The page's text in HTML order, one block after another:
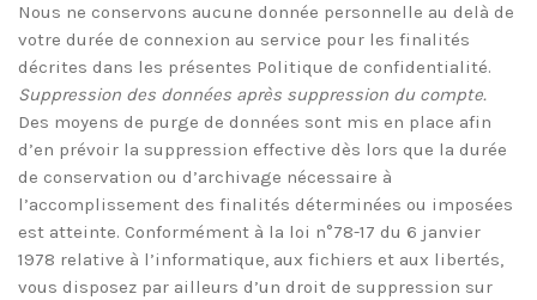
Nous ne conservons aucune donnée personnelle au delà de
votre durée de connexion au service pour les finalités
décrites dans les présentes Politique de confidentialité.
Suppression des données après suppression du compte.
Des moyens de purge de données sont mis en place afin
d’en prévoir la suppression effective dès lors que la durée
de conservation ou d’archivage nécessaire à
l’accomplissement des finalités déterminées ou imposées
est atteinte. Conformément à la loi n°78-17 du 6 janvier
1978 relative à l’informatique, aux fichiers et aux libertés,
vous disposez par ailleurs d’un droit de suppression sur